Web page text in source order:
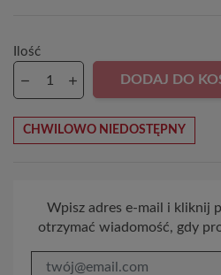
Ilość
DODAJ DO
CHWILOWO NIEDOSTĘPNY
Wpisz adres e-mail i kliknij
otrzymać wiadomość, gdy